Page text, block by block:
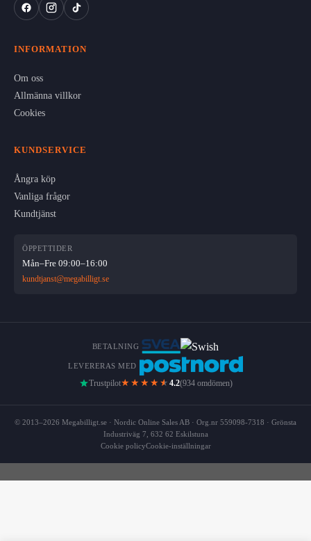
INFORMATION
Om oss
Allmänna villkor
Cookies
KUNDSERVICE
Ångra köp
Vanliga frågor
Kundtjänst
ÖPPETTIDER
Mån–Fre 09:00–16:00
kundtjanst@megabilligt.se
BETALNING
LEVERERAS MED
Trustpilot★★★★ ★ 4.2(934 omdömen)
© 2013–2026 Megabilligt.se · Nordic Online Sales AB · Org.nr 559098-7318 · Grönsta
Industriväg 7, 632 62 Eskilstuna
Cookie policyCookie-inställningar